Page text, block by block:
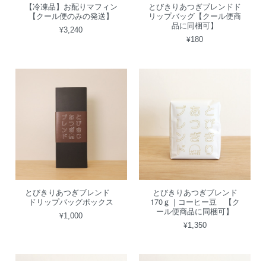
【冷凍品】お配りマフィン
【クール便のみの発送】
¥3,240
とびきりあつぎブレンドド
リップバッグ【クール便商
品に同梱可】
¥180
とびきりあつぎブレンド
ドリップバッグボックス
¥1,000
とびきりあつぎブレンド
170ｇ｜コーヒー豆 【ク
ール便商品に同梱可】
¥1,350